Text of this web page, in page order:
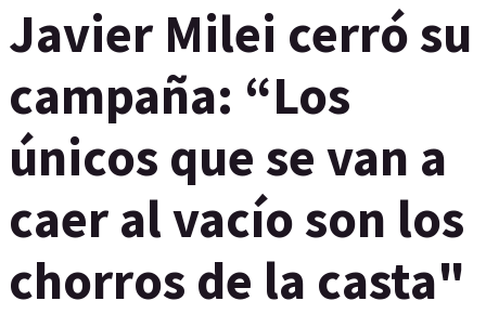
Javier Milei cerró su
campaña: “Los
únicos que se van a
caer al vacío son los
chorros de la casta"